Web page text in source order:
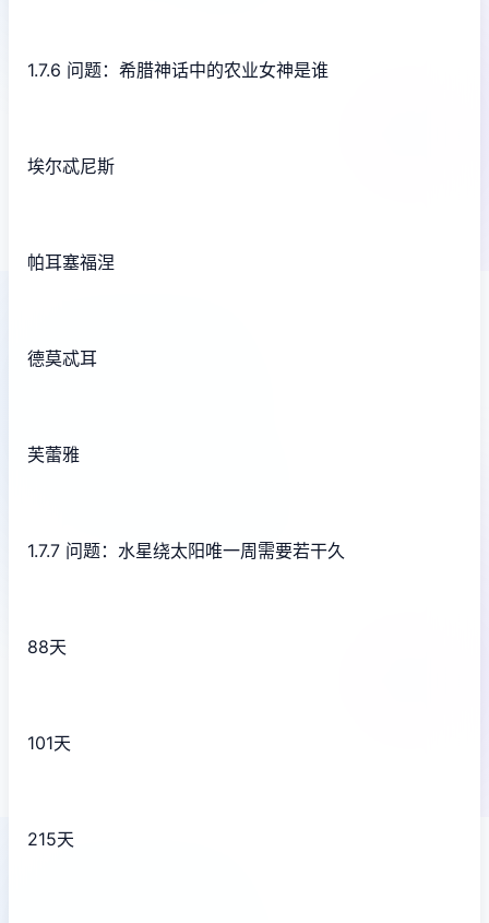
1.7.6 问题：希腊神话中的农业女神是谁
埃尔忒尼斯
帕耳塞福涅
德莫忒耳
芙蕾雅
1.7.7 问题：水星绕太阳唯一周需要若干久
88天
101天
215天